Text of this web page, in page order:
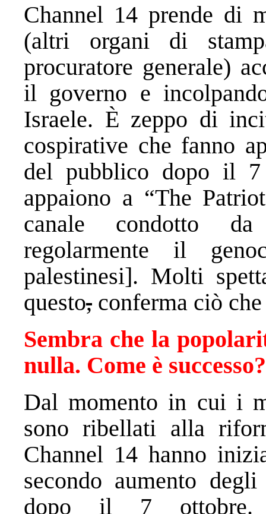
Channel 14 prende di
(altri organi di
procuratore generale)
il governo e
Israele. È zeppo di
cospirative che fanno
del pubblico dopo il 7
appaiono a “The
canale condotto
regolarmente il
palestinesi]. Molti
questo, conferma ciò
Sembra che la
nulla. Come è successo?
Dal momento in cui i
sono ribellati alla
Channel 14 hanno
secondo aumento
dopo il 7 ottobre.